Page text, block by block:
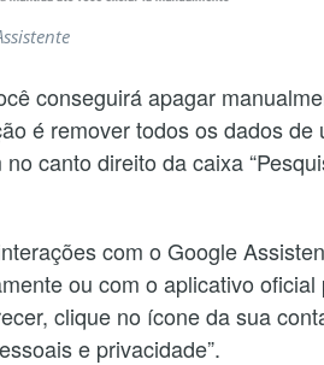
conseguirá apagar
é remover todos os dados
canto direito da caixa
com o Google
ou com o aplicativo oficial
clique no ícone da sua
e privacidade”.